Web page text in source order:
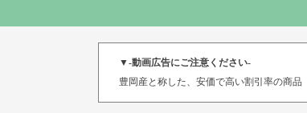
▼-動画広告にご注意ください-
豊岡産と称した、安価で高い割引率の商